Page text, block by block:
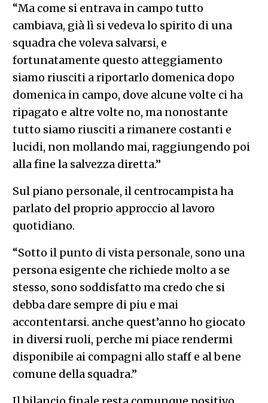
“Ma come si entrava in campo tutto
cambiava, già lì si vedeva lo spirito di una
squadra che voleva salvarsi, e
fortunatamente questo atteggiamento
siamo riusciti a riportarlo domenica dopo
domenica in campo, dove alcune volte ci ha
ripagato e altre volte no, ma nonostante
tutto siamo riusciti a rimanere costanti e
lucidi, non mollando mai, raggiungendo poi
alla fine la salvezza diretta.”
Sul piano personale, il centrocampista ha
parlato del proprio approccio al lavoro
quotidiano.
“Sotto il punto di vista personale, sono una
persona esigente che richiede molto a se
stesso, sono soddisfatto ma credo che si
debba dare sempre di piu e mai
accontentarsi. anche quest’anno ho giocato
in diversi ruoli, perche mi piace rendermi
disponibile ai compagni allo staff e al bene
comune della squadra.”